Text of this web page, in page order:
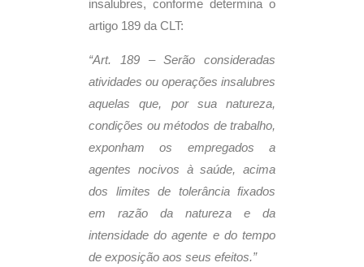
insalubres, conforme determina o
artigo 189 da CLT:
“Art. 189 – Serão consideradas
atividades ou operações insalubres
aquelas que, por sua natureza,
condições ou métodos de trabalho,
exponham os empregados a
agentes nocivos à saúde, acima
dos limites de tolerância fixados
em razão da natureza e da
intensidade do agente e do tempo
de exposição aos seus efeitos.”